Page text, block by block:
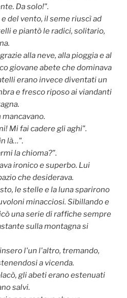
Da solo!".
del vento, il seme riuscì ad
e piantò le radici, solitario,
alla neve, alla pioggia e al
giovane abete che dominava
erano invece diventati un
e fresco riposo ai viandanti
Mi fai cadere gli aghi".
là…".
la chioma?".
ironico e superbo. Lui
che desiderava.
le stelle e la luna sparirono
minacciosi. Sibillando e
una serie di raffiche sempre
sulla montagna si
l'un l'altro, tremando,
a vicenda.
gli abeti erano estenuati
salvi.